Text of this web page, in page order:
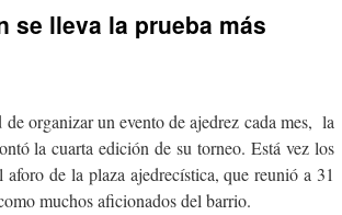
se lleva la prueba más
organizar un evento de ajedrez cada mes, la
la cuarta edición de su torneo. Está vez los
de la plaza ajedrecística, que reunió a 31
muchos aficionados del barrio.